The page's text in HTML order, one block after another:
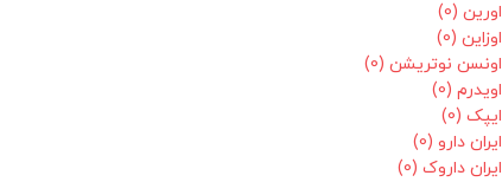
اورین (0)
اوزاین (0)
اونسن نوتریشن (0)
اویدرم (0)
ایپک (0)
ایران دارو (0)
ایران داروک (0)